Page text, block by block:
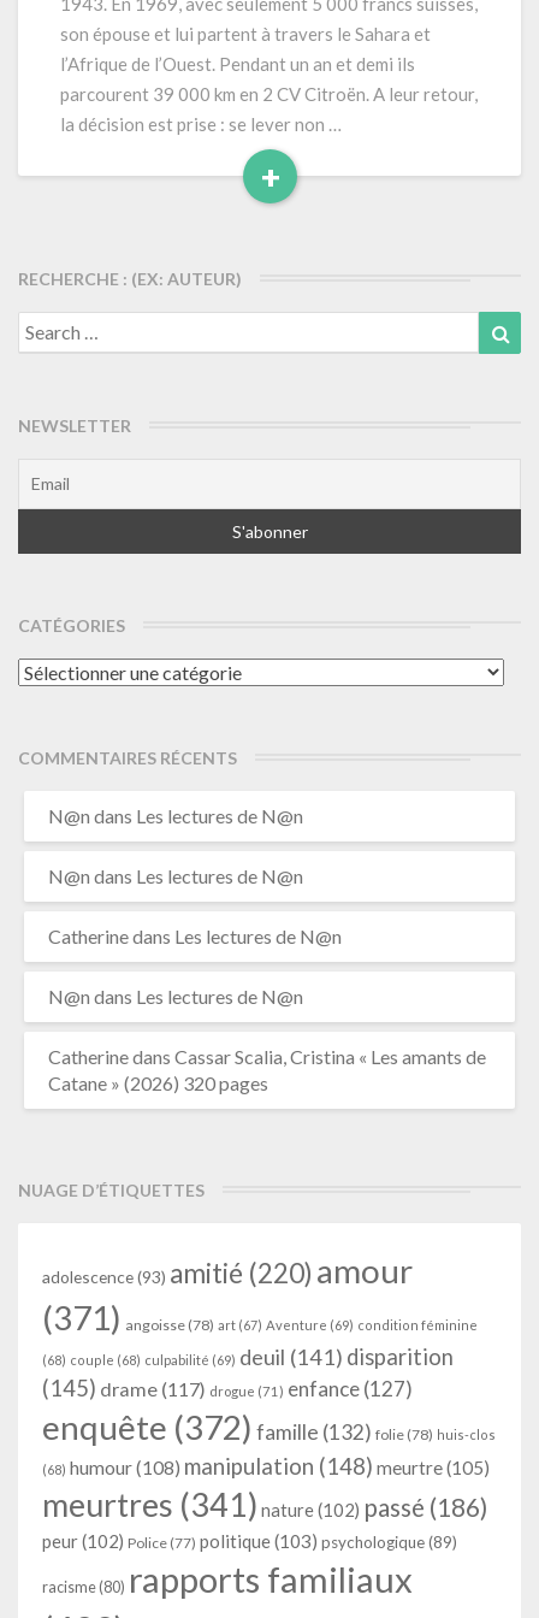
son épouse et lui partent à travers le Sahara et
l’Afrique de l’Ouest. Pendant un an et demi ils
parcourent 39 000 km en 2 CV Citroën. A leur retour,
la décision est prise : se lever non …
+
Read
RECHERCHE : (EX: AUTEUR)
Search
for:
NEWSLETTER
CATÉGORIES
Catégories
COMMENTAIRES RÉCENTS
N@n dans Les lectures de N@n
N@n dans Les lectures de N@n
Catherinedans Les lectures de N@n
N@n dans Les lectures de N@n
Catherinedans Cassar Scalia, Cristina « Les amants de
Catane » (2026) 320 pages
NUAGE D’ÉTIQUETTES
adolescence(93) amitié (220) amour
(371) angoisse (78) art (67) Aventure (69) condition féminine
(68) couple (68) culpabilité (69) deuil (141) disparition
(145) drame (117) drogue (71) enfance(127)
enquête (372) famille (132) folie (78) huis-clos
(68) humour(108) manipulation (148) meurtre(105)
meurtres (341) nature(102) passé (186)
peur(102) Police (77) politique(103) psychologique(89)
racisme (80) rapports familiaux